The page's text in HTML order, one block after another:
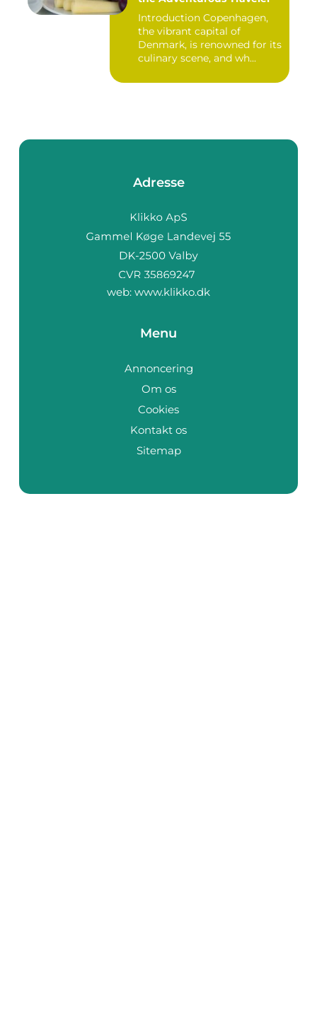
Introduction Copenhagen,
the vibrant capital of
Denmark, is renowned for its
culinary scene, and wh...
Adresse
web: www.klikko.dk
Menu
Annoncering
Om os
Cookies
Kontakt os
Sitemap